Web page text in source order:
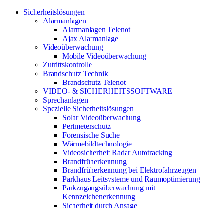
Sicherheitslösungen
Alarmanlagen
Alarmanlagen Telenot
Ajax Alarmanlage
Videoüberwachung
Mobile Videoüberwachung
Zutrittskontrolle
Brandschutz Technik
Brandschutz Telenot
VIDEO- & SICHERHEITSSOFTWARE
Sprechanlagen
Spezielle Sicherheitslösungen
Solar Videoüberwachung
Perimeterschutz
Forensische Suche
Wärmebildtechnologie
Videosicherheit Radar Autotracking​
Brandfrüherkennung
Brandfrüherkennung bei Elektrofahrzeugen
Parkhaus Leitsysteme und Raumoptimierung
Parkzugangsüberwachung mit
Kennzeichenerkennung
Sicherheit durch Ansage